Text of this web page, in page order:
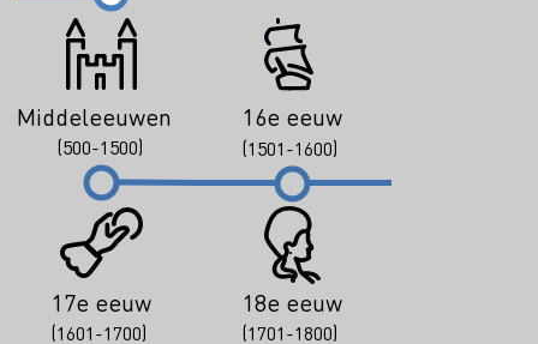
Middeleeuwen
(500-1500)
16e eeuw
(1501-1600)
17e eeuw
(1601-1700)
18e eeuw
(1701-1800)